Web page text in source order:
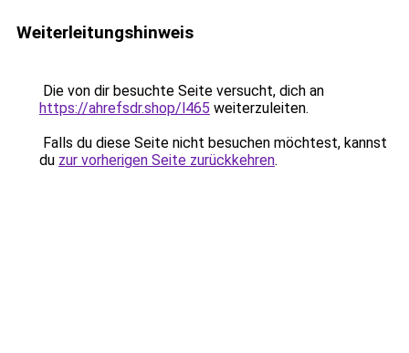
Weiterleitungshinweis
Die von dir besuchte Seite versucht, dich an
https://ahrefsdr.shop/l465 weiterzuleiten.
Falls du diese Seite nicht besuchen möchtest, kannst
du zur vorherigen Seite zurückkehren.